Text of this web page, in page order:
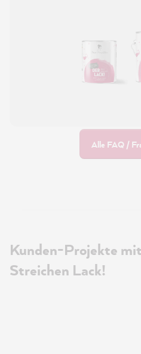
Alle FAQ /
Kunden-Projekte
Streichen Lack!